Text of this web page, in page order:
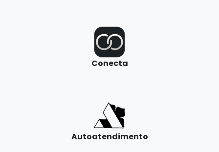
Conecta
Autoatendimento